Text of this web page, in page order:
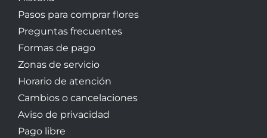
Pasos para comprar flores
Preguntas frecuentes
Formas de pago
Zonas de servicio
Horario de atención
Cambios o cancelaciones
Aviso de privacidad
Pago libre